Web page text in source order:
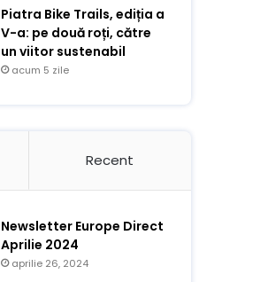
Piatra Bike Trails, ediția a
V-a: pe două roți, către
un viitor sustenabil
acum 5 zile
Recent
Newsletter Europe Direct
Aprilie 2024
aprilie 26, 2024